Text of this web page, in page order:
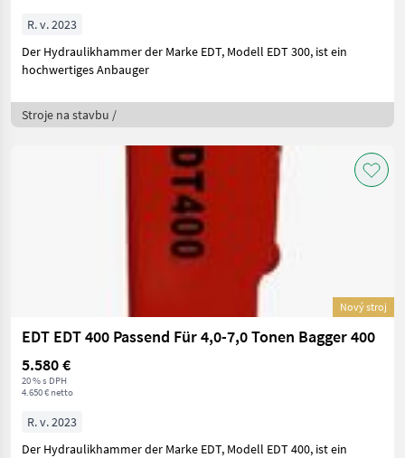
R. v. 2023
Der Hydraulikhammer der Marke EDT, Modell EDT 300, ist ein
hochwertiges Anbauger
Stroje na stavbu /
Nový stroj
EDT EDT 400 Passend Für 4,0-7,0 Tonen Bagger 400
5.580 €
20 % s DPH
4.650 € netto
R. v. 2023
Der Hydraulikhammer der Marke EDT, Modell EDT 400, ist ein